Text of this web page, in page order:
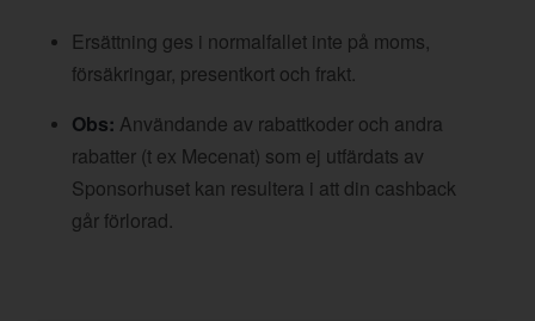
Ersättning ges i normalfallet inte på moms,
försäkringar, presentkort och frakt.
Obs: Användande av rabattkoder och andra
rabatter (t ex Mecenat) som ej utfärdats av
Sponsorhuset kan resultera i att din cashback
går förlorad.